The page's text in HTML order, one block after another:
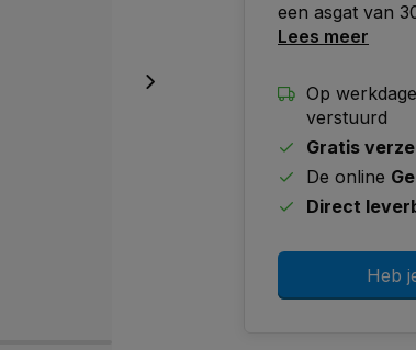
een asgat van
Lees meer
Op
verstuurd
Gratis
De online
Direct
Heb